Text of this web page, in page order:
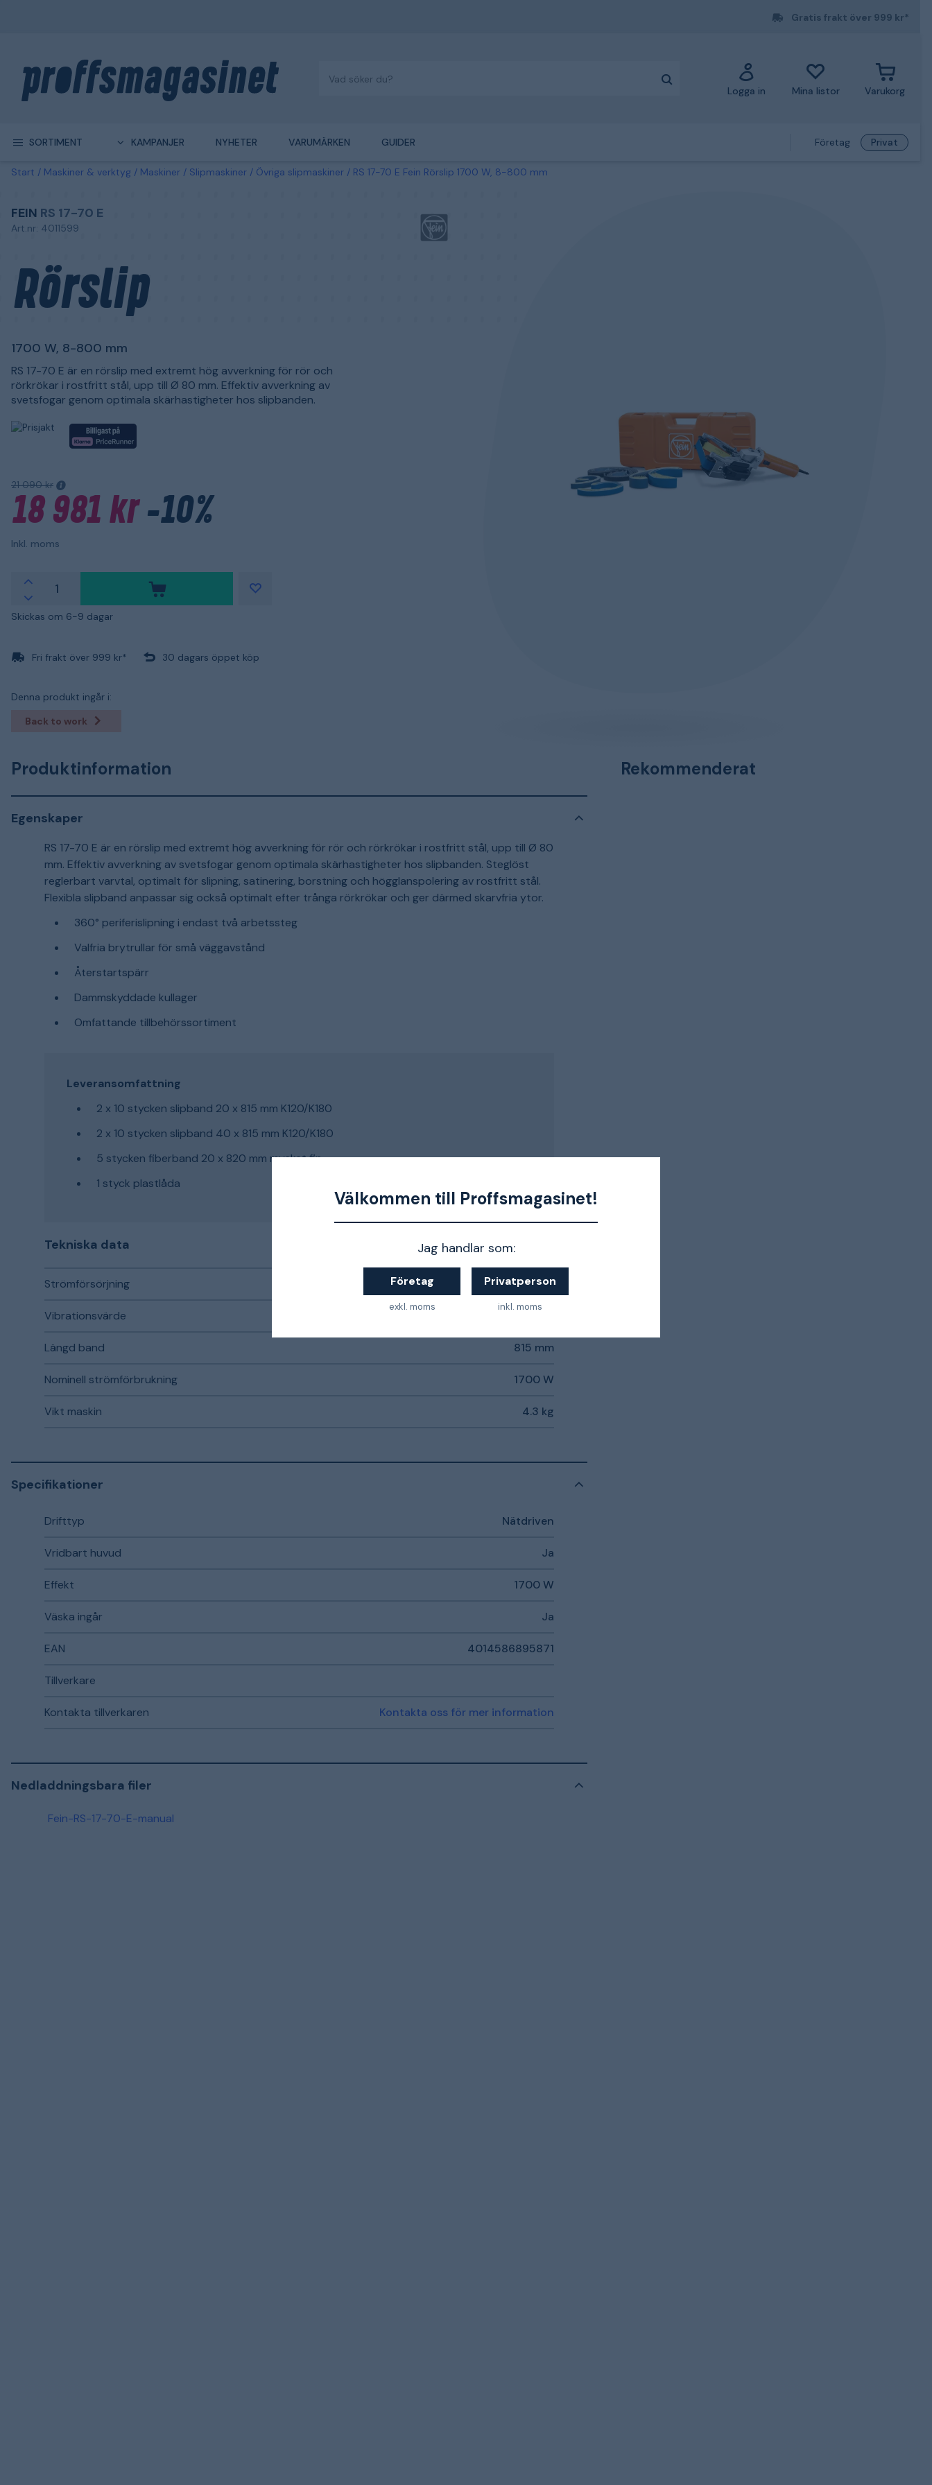
Välkommen till Proffsmagasinet!
Jag handlar som:
Företag
exkl. moms
Privatperson
inkl. moms
Gratis frakt över 999 kr*
Logga in Mina listor Varukorg
SORTIMENT KAMPANJER NYHETER VARUMÄRKEN GUIDER Företag Privat
Start Maskiner & verktyg Maskiner Slipmaskiner Övriga slipmaskiner RS 17-70 E Fein Rörslip 1700 W, 8-800 mm
FEIN RS 17-70 E
Art.nr: 4011599
Rörslip
1700 W, 8-800 mm
RS 17-70 E är en rörslip med extremt hög avverkning för rör och
rörkrökar i rostfritt stål, upp till Ø 80 mm. Effektiv avverkning av
svetsfogar genom optimala skärhastigheter hos slipbanden.
21 090 kr
18 981 kr-10%
Inkl. moms
Skickas om 6-9 dagar
Fri frakt över 999 kr* 30 dagars öppet köp
Denna produkt ingår i:
Back to work
Produktinformation
Egenskaper
RS 17-70 E är en rörslip med extremt hög avverkning för rör och rörkrökar i rostfritt stål, upp till Ø 80
mm. Effektiv avverkning av svetsfogar genom optimala skärhastigheter hos slipbanden. Steglöst
reglerbart varvtal, optimalt för slipning, satinering, borstning och högglanspolering av rostfritt stål.
Flexibla slipband anpassar sig också optimalt efter trånga rörkrökar och ger därmed skarvfria ytor.
360° periferislipning i endast två arbetssteg
Valfria brytrullar för små väggavstånd
Återstartspärr
Dammskyddade kullager
Omfattande tillbehörssortiment
Leveransomfattning
2 x 10 stycken slipband 20 x 815 mm K120/K180
2 x 10 stycken slipband 40 x 815 mm K120/K180
5 stycken fiberband 20 x 820 mm mycket fin
1 styck plastlåda
Tekniska data
Strömförsörjning Nät
Vibrationsvärde
Längd band 815 mm
Nominell strömförbrukning 1700 W
Vikt maskin 4.3 kg
Specifikationer
Drifttyp Nätdriven
Vridbart huvud Ja
Effekt 1700 W
Väska ingår Ja
EAN 4014586895871
Tillverkare
Kontakta tillverkaren Kontakta oss för mer information
Nedladdningsbara filer
Fein-RS-17-70-E-manual
Rekommenderat